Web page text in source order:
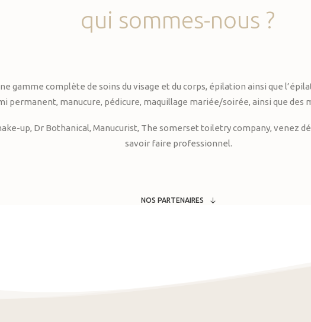
qui sommes-nous ?
gamme complète de soins du visage et du corps, épilation ainsi que
permanent, manucure, pédicure, maquillage mariée/soirée, ainsi que des
up, Dr Bothanical, Manucurist, The somerset toiletry company, venez
savoir faire professionnel.
NOS PARTENAIRES